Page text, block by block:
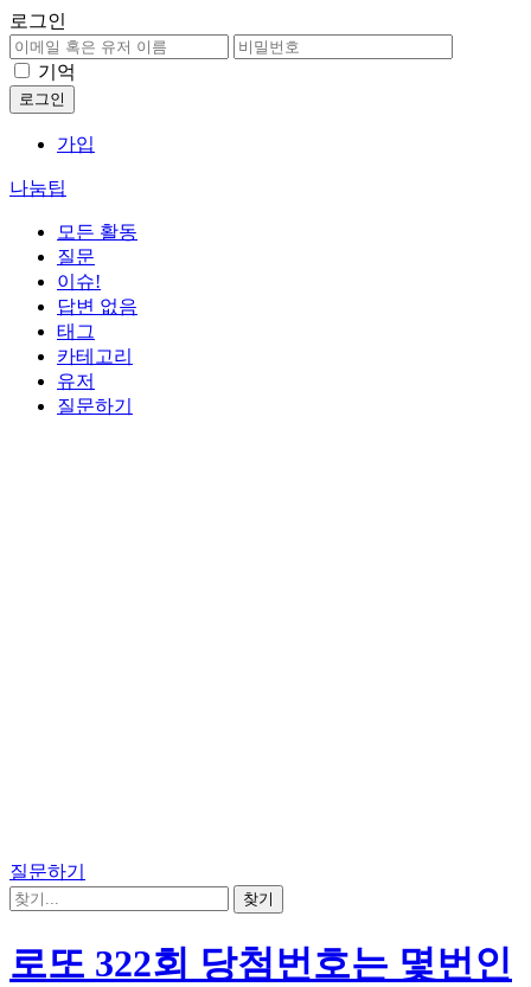
로그인
기억
가입
나눔팁
모든 활동
질문
이슈!
답변 없음
태그
카테고리
유저
질문하기
질문하기
로또 322회 당첨번호는 몇번인